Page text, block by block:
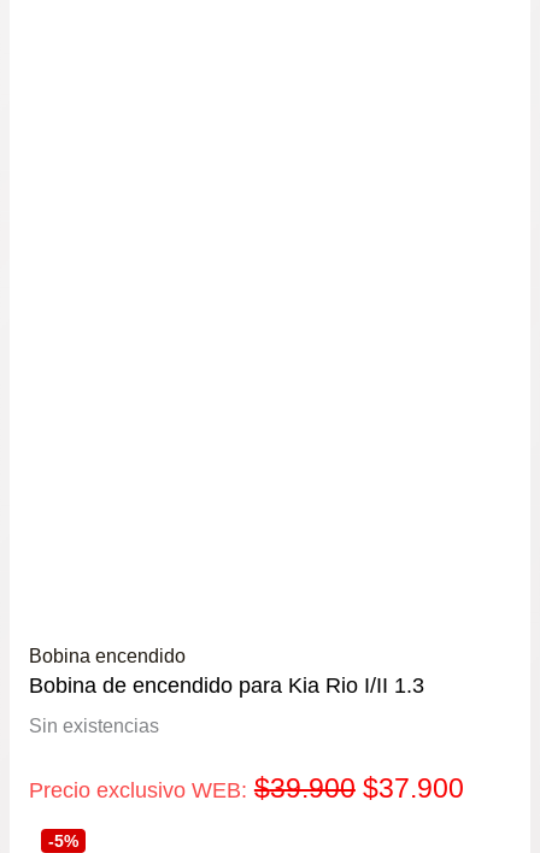
Bobina encendido
Bobina de encendido para Kia Rio I/II 1.3
Sin existencias
Precio exclusivo WEB: $39.900 El
$37.900El
-5%